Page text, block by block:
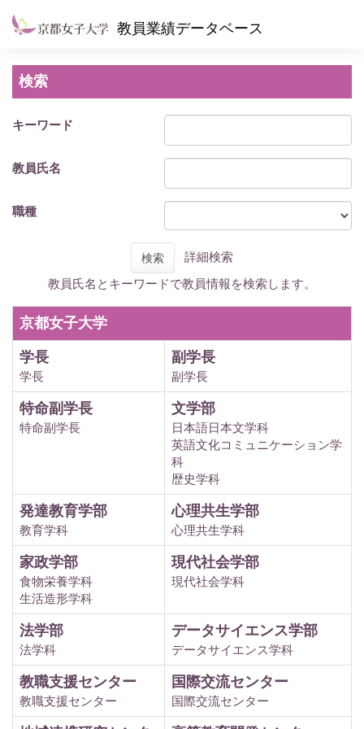
教員業績データベース
検索
キーワード
教員氏名
職種
検索
詳細検索
教員氏名とキーワードで教員情報を検索します。
京都女子大学
学長
学長
副学長
副学長
特命副学長
特命副学長
文学部
日本語日本文学科
英語文化コミュニケーション学
科
歴史学科
発達教育学部
教育学科
心理共生学部
心理共生学科
家政学部
食物栄養学科
生活造形学科
現代社会学部
現代社会学科
法学部
法学科
データサイエンス学部
データサイエンス学科
教職支援センター
教職支援センター
国際交流センター
国際交流センター